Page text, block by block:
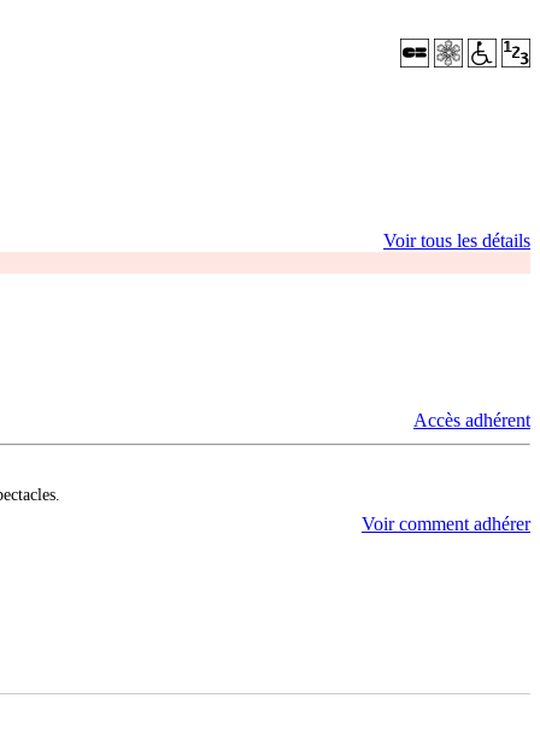
Voir tous les détails
Accès adhérent
Voir comment adhérer